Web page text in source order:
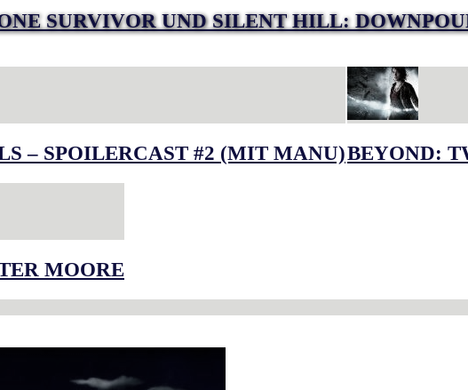
SURVIVOR UND SILENT HILL:
– SPOILERCAST #2 (MIT MANU)BEYOND:
MOORE